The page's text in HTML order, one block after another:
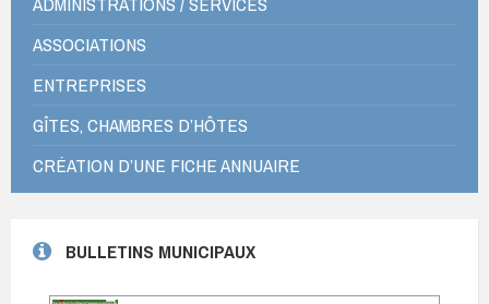
ASSOCIATIONS
ENTREPRISES
GÎTES, CHAMBRES D’HÔTES
CRÉATION D’UNE FICHE ANNUAIRE
BULLETINS MUNICIPAUX